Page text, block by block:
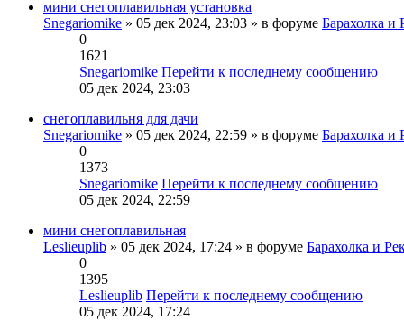
мини снегоплавильная установка
Snegariomike » 05 дек 2024, 23:03 » в форуме Барахолка и
0
1621
Snegariomike Перейти к последнему сообщению
05 дек 2024, 23:03
снегоплавильня для дачи
Snegariomike » 05 дек 2024, 22:59 » в форуме Барахолка и
0
1373
Snegariomike Перейти к последнему сообщению
05 дек 2024, 22:59
мини снегоплавильная
Leslieuplib » 05 дек 2024, 17:24 » в форуме Барахолка и
0
1395
Leslieuplib Перейти к последнему сообщению
05 дек 2024, 17:24